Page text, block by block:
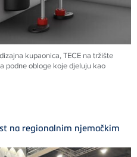
kupaonica, TECE na tržište
podne obloge koje djeluju kao
na regionalnim njemačkim